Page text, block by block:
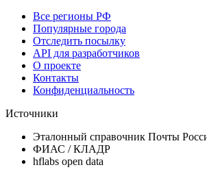
Все регионы РФ
Популярные города
Отследить посылку
API для разработчиков
О проекте
Контакты
Конфиденциальность
Источники
Эталонный справочник Почты
ФИАС / КЛАДР
hflabs open data